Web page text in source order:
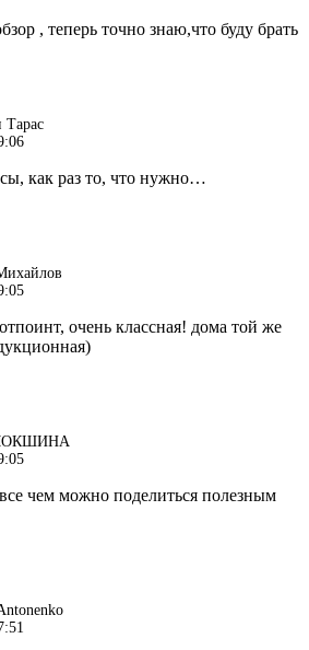
, теперь точно знаю,что буду брать
как раз то, что нужно…
очень классная! дома той же
чем можно поделиться полезным